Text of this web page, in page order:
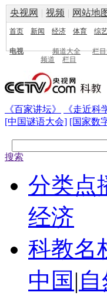
央视网 | 视频 | 网站地
首页 新闻 经济 体育 综
电视 频道大全 栏
频道
栏目
《百家讲坛》 《走近科
[中国谜语大会] [国家数
搜索
分类点
经济
科教名
中国 |